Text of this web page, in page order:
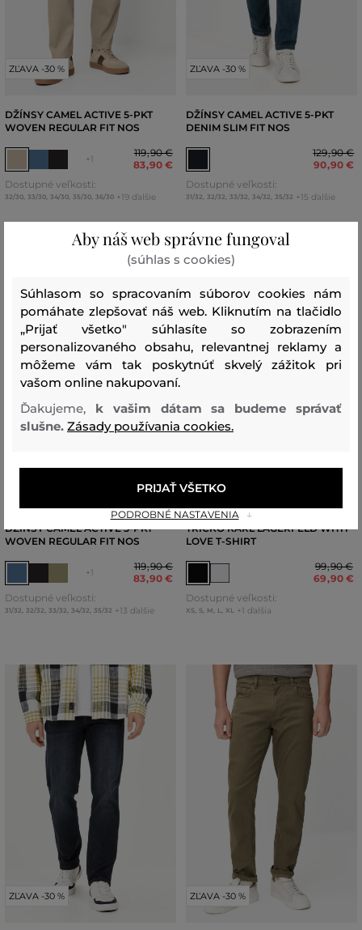
ZĽAVA -30 %
DŽÍNSY CAMEL ACTIVE 5-PKT
WOVEN REGULAR FIT NOS
+1
119,90 €
83,90 €
Dostupné veľkosti:
32/30, 33/30, 34/30, 35/30, 36/30 +19 ďalšie
ZĽAVA -30 %
DŽÍNSY CAMEL ACTIVE 5-PKT
DENIM SLIM FIT NOS
129,90 €
90,90 €
Dostupné veľkosti:
31/32, 32/32, 33/32, 34/32, 35/32 +15 ďalšie
DŽÍNSY CAMEL ACTIVE 5-PKT
WOVEN REGULAR FIT NOS
+1
119,90 €
83,90 €
Dostupné veľkosti:
31/32, 32/32, 33/32, 34/32, 35/32 +13 ďalšie
ZĽAVA -30 %
TRIČKO KARL LAGERFELD WITH
LOVE T-SHIRT
99,90 €
69,90 €
Dostupné veľkosti:
XS, S, M, L, XL +1 ďalšia
ZĽAVA -30 % ZĽAVA -30 %
Aby náš web správne fungoval
(súhlas s cookies)
Súhlasom so spracovaním súborov cookies nám
pomáhate zlepšovať náš web. Kliknutím na tlačidlo
„Prijať všetko" súhlasíte so zobrazením
personalizovaného obsahu, relevantnej reklamy a
môžeme vám tak poskytnúť skvelý zážitok pri
vašom online nakupovaní.
Ďakujeme, k vašim dátam sa budeme správať
slušne. Zásady používania cookies.
PODROBNÉ NASTAVENIA
PRIJAŤ VŠETKO